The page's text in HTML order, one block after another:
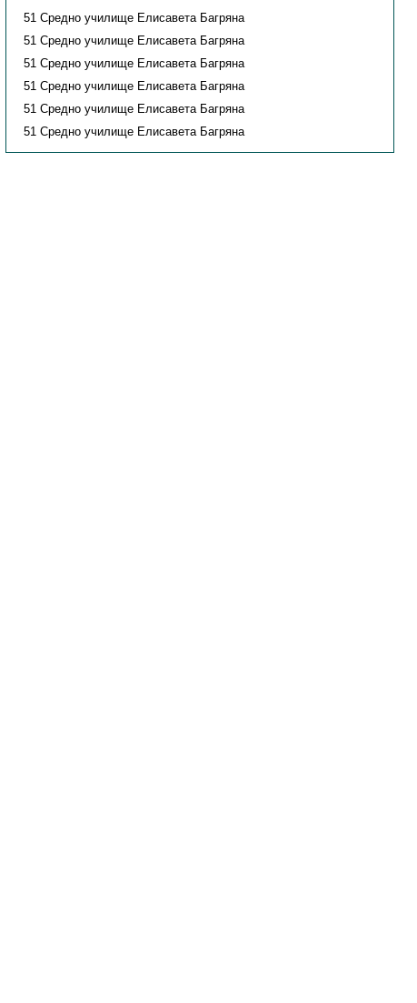
51 Средно училище Елисавета Багряна
51 Средно училище Елисавета Багряна
51 Средно училище Елисавета Багряна
51 Средно училище Елисавета Багряна
51 Средно училище Елисавета Багряна
51 Средно училище Елисавета Багряна